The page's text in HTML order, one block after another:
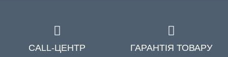
CALL-ЦЕНТР ГАРАНТІЯ ТОВАРУ